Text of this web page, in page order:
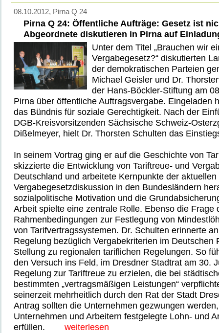
08.10.2012, Pirna Q 24
Pirna Q 24: Öffentliche Aufträge: Gesetz ist
Abgeordnete diskutieren in Pirna auf
Unter dem Titel „Brauchen wir
Vergabegesetz?“ diskutierten
der demokratischen Parteien
Michael Geisler und Dr.
der Hans-Böckler-Stiftung am
Pirna über öffentliche Auftragsvergabe. Eingeladen
das Bündnis für soziale Gerechtigkeit. Nach der
DGB-Kreisvorsitzenden Sächsische Schweiz-
Dißelmeyer, hielt Dr. Thorsten Schulten das
In seinem Vortrag ging er auf die Geschichte von
skizzierte die Entwicklung von Tariftreue- und
Deutschland und arbeitete Kernpunkte der aktuellen
Vergabegesetzdiskussion in den Bundesländern
sozialpolitische Motivation und die
Arbeit spielte eine zentrale Rolle. Ebenso die Frage
Rahmenbedingungen zur Festlegung von
von Tarifvertragssystemen. Dr. Schulten erinnerte
Regelung bezüglich Vergabekriterien im Deutschen
Stellung zu regionalen tariflichen Regelungen. So
den Versuch ins Feld, im Dresdner Stadtrat am 30.
Regelung zur Tariftreue zu erzielen, die bei
bestimmten „vertragsmäßigen Leistungen“
seinerzeit mehrheitlich durch den Rat der Stadt
Antrag sollten die Unternehmen gezwungen
Unternehmen und Arbeitern festgelegte Lohn- und
erfüllen.
weiterlesen